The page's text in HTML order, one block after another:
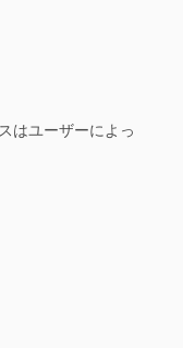
はユーザーによっ